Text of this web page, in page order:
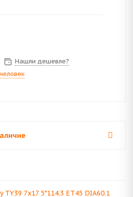
Нашли дешевле?
7x17 5*114.3 ET45 DIA60.1